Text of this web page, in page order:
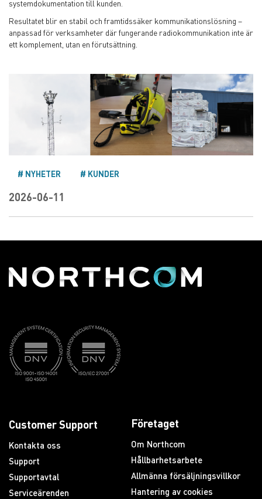
systemdokumentation till kunden.
Resultatet blir en stabil och framtidssäker kommunikationslösning –
anpassad för verksamheter där fungerande radiokommunikation inte är
ett komplement, utan en förutsättning.
NYHETER KUNDER
2026-06-11
Customer Support
Kontakta oss
Support
Supportavtal
Serviceärenden
Företaget
Om Northcom
Hållbarhetsarbete
Allmänna försäljningsvillkor
Hantering av cookies